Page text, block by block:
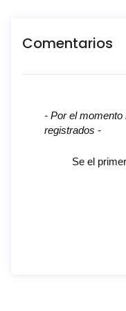
Comentarios
- Por el momento
registrados -
Se el
New content